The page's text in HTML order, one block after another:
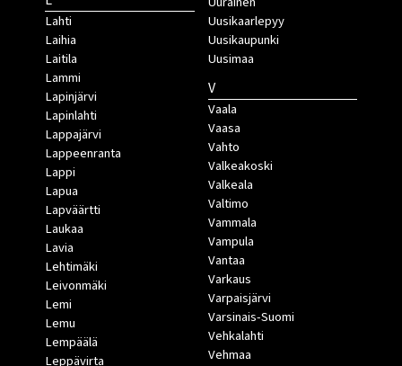
Lahti
Laihia
Laitila
Lammi
Lapinjärvi
Lapinlahti
Lappajärvi
Lappeenranta
Lappi
Lapua
Lapväärtti
Laukaa
Lavia
Lehtimäki
Leivonmäki
Lemi
Lemu
Lempäälä
Leppävirta
Uusikaarlepyy
Uusikaupunki
Uusimaa
V
Vaala
Vaasa
Vahto
Valkeakoski
Valkeala
Valtimo
Vammala
Vampula
Vantaa
Varkaus
Varpaisjärvi
Varsinais-Suomi
Vehkalahti
Vehmaa